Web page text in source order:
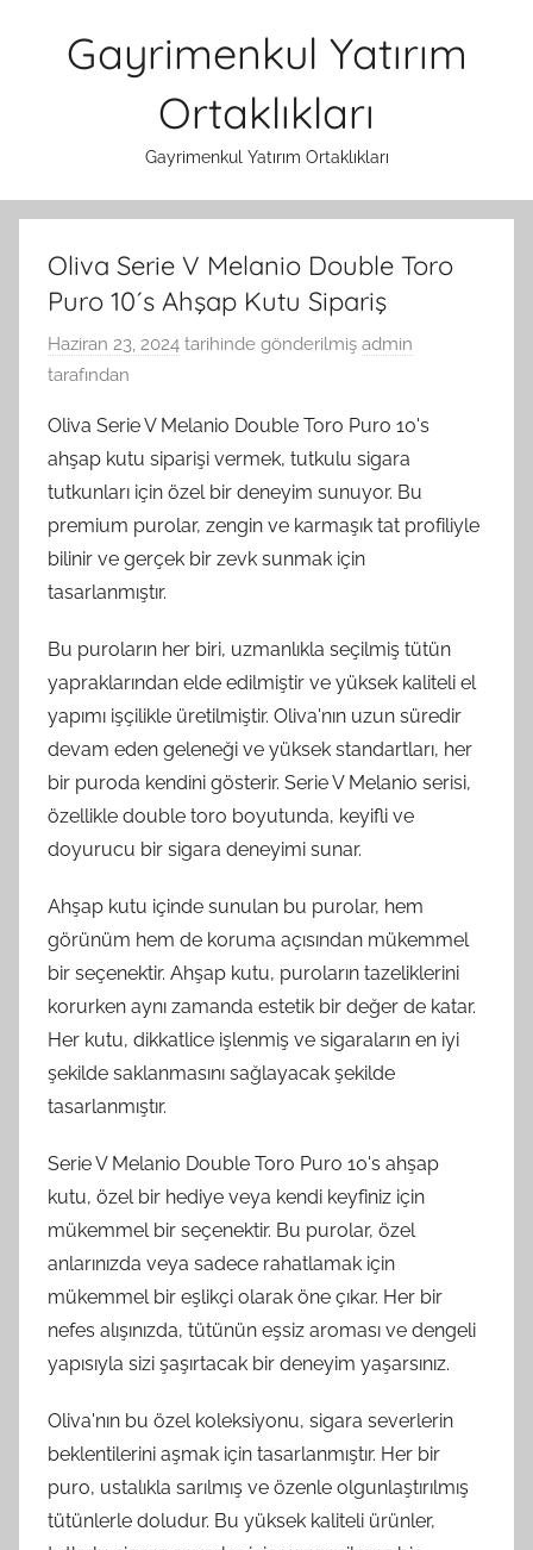
Gayrimenkul Yatırım
Ortaklıkları
Gayrimenkul Yatırım Ortaklıkları
Oliva Serie V Melanio Double Toro
Puro 10´s Ahşap Kutu Sipariş
Haziran 23, 2024 tarihinde gönderilmiş admin
tarafından
Oliva Serie V Melanio Double Toro Puro 10's
ahşap kutu siparişi vermek, tutkulu sigara
tutkunları için özel bir deneyim sunuyor. Bu
premium purolar, zengin ve karmaşık tat profiliyle
bilinir ve gerçek bir zevk sunmak için
tasarlanmıştır.
Bu puroların her biri, uzmanlıkla seçilmiş tütün
yapraklarından elde edilmiştir ve yüksek kaliteli el
yapımı işçilikle üretilmiştir. Oliva'nın uzun süredir
devam eden geleneği ve yüksek standartları, her
bir puroda kendini gösterir. Serie V Melanio serisi,
özellikle double toro boyutunda, keyifli ve
doyurucu bir sigara deneyimi sunar.
Ahşap kutu içinde sunulan bu purolar, hem
görünüm hem de koruma açısından mükemmel
bir seçenektir. Ahşap kutu, puroların tazeliklerini
korurken aynı zamanda estetik bir değer de katar.
Her kutu, dikkatlice işlenmiş ve sigaraların en iyi
şekilde saklanmasını sağlayacak şekilde
tasarlanmıştır.
Serie V Melanio Double Toro Puro 10's ahşap
kutu, özel bir hediye veya kendi keyfiniz için
mükemmel bir seçenektir. Bu purolar, özel
anlarınızda veya sadece rahatlamak için
mükemmel bir eşlikçi olarak öne çıkar. Her bir
nefes alışınızda, tütünün eşsiz aroması ve dengeli
yapısıyla sizi şaşırtacak bir deneyim yaşarsınız.
Oliva'nın bu özel koleksiyonu, sigara severlerin
beklentilerini aşmak için tasarlanmıştır. Her bir
puro, ustalıkla sarılmış ve özenle olgunlaştırılmış
tütünlerle doludur. Bu yüksek kaliteli ürünler,